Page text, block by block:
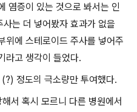
염증이 있는 것으로 봐서는 인
는 더 넣어봤자 효과가 없을
위에 스테로이드 주사를 넣어주
라고 생각이 들었다.
정도의 극소량만 투여했다.
서 혹시 모르니 다른 병원에서